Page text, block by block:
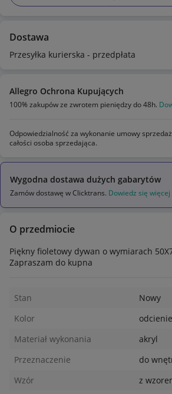
Dostawa
Przesyłka kurierska - przedpłata
Allegro Ochrona Kupujących
100% zakupów ze zwrotem pieniędzy do 48h.
Odpowiedzialność za wykonanie umowy
całości osoba sprzedająca.
Wygodna dostawa dużych gabarytów
Zamów dostawę w Clicktrans. Dowiedz się więcej
O przedmiocie
Piękny fioletowy dywan o wymiarach
Zapraszam do kupna
Stan
Nowy
Kolor
Materiał wykonania
akryl
Przeznaczenie
do
Wzór
z